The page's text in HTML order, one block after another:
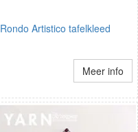
Rondo Artistico tafelkleed
Meer info